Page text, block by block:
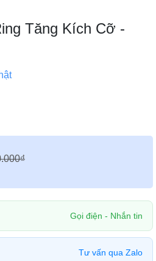
Tăng Kích Cỡ -
Gọi điện - Nhắn tin
Tư vấn qua Zalo